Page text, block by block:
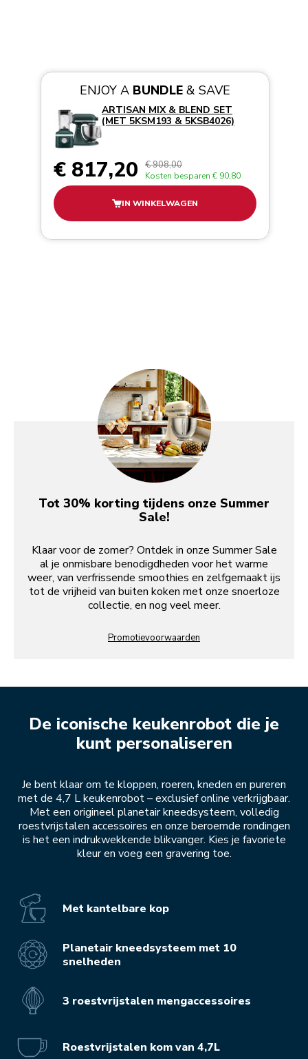
ENJOY A BUNDLE& SAVE
ARTISAN MIX & BLEND SET
(MET 5KSM193 & 5KSB4026)
€ 817,20 € 908,00
Kosten besparen € 90,80
IN WINKELWAGEN
Tot 30% korting tijdens onze Summer
Sale!
Klaar voor de zomer? Ontdek in onze Summer Sale
al je onmisbare benodigdheden voor het warme
weer, van verfrissende smoothies en zelfgemaakt ijs
tot de vrijheid van buiten koken met onze snoerloze
collectie, en nog veel meer.
Promotievoorwaarden
De iconische keukenrobot die je
kunt personaliseren
Je bent klaar om te kloppen, roeren, kneden en pureren
met de 4,7 L keukenrobot – exclusief online verkrijgbaar.
Met een origineel planetair kneedsysteem, volledig
roestvrijstalen accessoires en onze beroemde rondingen
is het een indrukwekkende blikvanger. Kies je favoriete
kleur en voeg een gravering toe.
Met kantelbare kop
Planetair kneedsysteem met 10
snelheden
3 roestvrijstalen mengaccessoires
Roestvrijstalen kom van 4,7L